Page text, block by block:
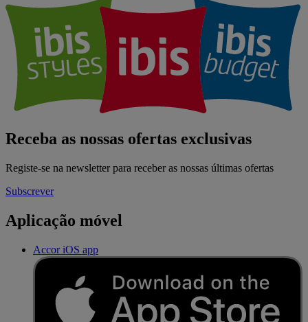
Receba as nossas ofertas exclusivas
Registe-se na newsletter para receber as nossas últimas ofertas
Subscrever
Aplicação móvel
Accor iOS app